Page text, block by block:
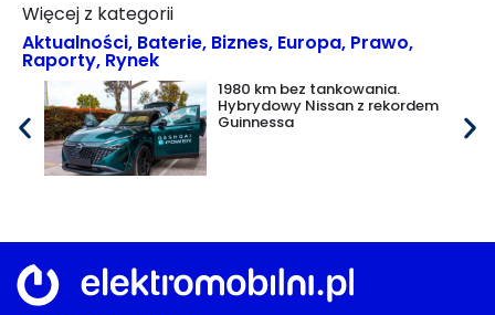
Więcej z kategorii
Aktualności, Baterie, Biznes, Europa, Prawo,
Raporty, Rynek
1980 km bez tankowania.
Hybrydowy Nissan z rekordem
Guinnessa